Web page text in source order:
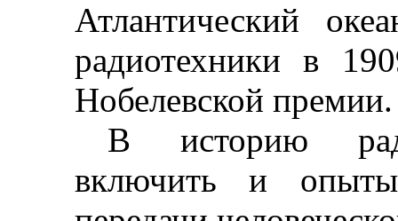
Атлантический
радиотехники в
Нобелевской премии.
В историю
включить и